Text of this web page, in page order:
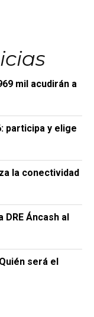
mil acudirán a
participa y elige
la conectividad
Áncash al
será el